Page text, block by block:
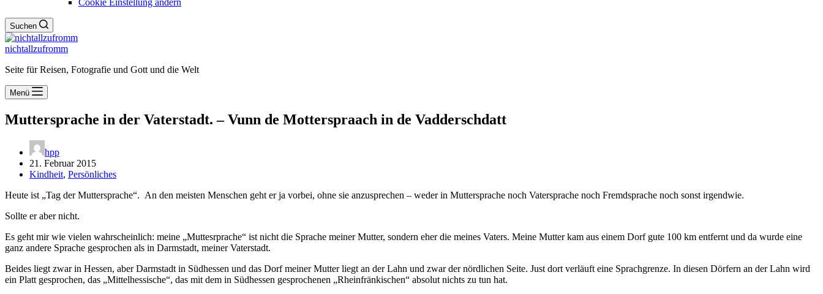
Cookie Einstellung ändern
Suchen
nichtallzufromm
Seite für Reisen, Fotografie und Gott und die Welt
Menü
Muttersprache in der Vaterstadt. – Vunn de Motterspraach in de Vadderschdatt
hpp
21. Februar 2015
Kindheit, Persönliches
Heute ist „Tag der Muttersprache“. An den meisten Menschen geht er ja vorbei, ohne sie anzusprechen – weder in Muttersprache noch Vatersprache noch Fremdsprache noch sonst irgendwie.
Sollte er aber nicht.
Es geht mir wie vielen wahrscheinlich: meine „Muttesrprache“ ist nicht die Sprache meiner Mutter, sondern eher die meines Vaters. Meine Mutter kam aus einem Dorf gute 100 km entfernt und da wurde eine
ganz andere Sprache gesprochen als in Darmstadt, meiner Vaterstadt.
Beides liegt zwar in Hessen, aber Darmstadt in Südhessen und das Dorf meiner Mutter liegt an der Lahn und zwar der nördlichen Seite. Just dort verläuft eine Sprachgrenze. In diesen Dörfern an der Lahn wird
ein Platt gesprochen, das „Mittelhessische“, das mit dem in Südhessen gesprochenen „Rheinfränkischen“ absolut nichts zu tun hat.